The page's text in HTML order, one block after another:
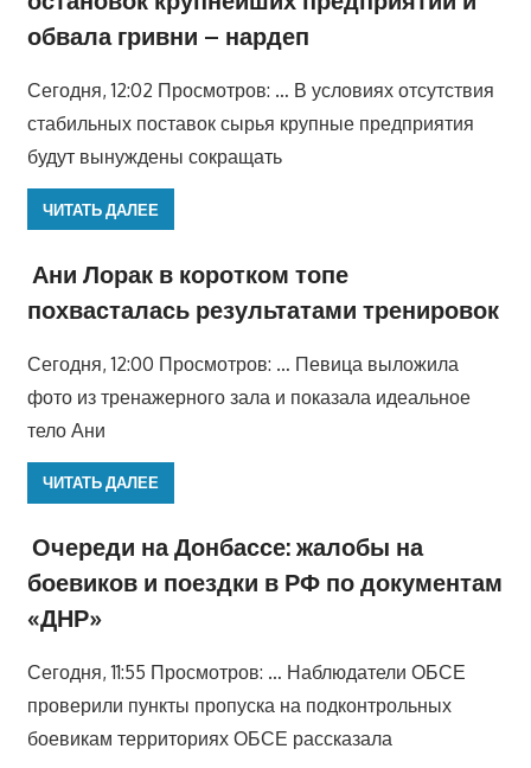
обвала гривни – нардеп
Сегодня, 12:02 Просмотров: … В условиях отсутствия
стабильных поставок сырья крупные предприятия
будут вынуждены сокращать
ЧИТАТЬ ДАЛЕЕ
Ани Лорак в коротком топе
похвасталась результатами тренировок
Сегодня, 12:00 Просмотров: … Певица выложила
фото из тренажерного зала и показала идеальное
тело Ани
ЧИТАТЬ ДАЛЕЕ
Очереди на Донбассе: жалобы на
боевиков и поездки в РФ по документам
«ДНР»
Сегодня, 11:55 Просмотров: … Наблюдатели ОБСЕ
проверили пункты пропуска на подконтрольных
боевикам территориях ОБСЕ рассказала